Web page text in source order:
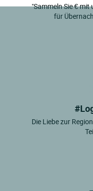
"Sammeln Sie €
für
Die Liebe zur